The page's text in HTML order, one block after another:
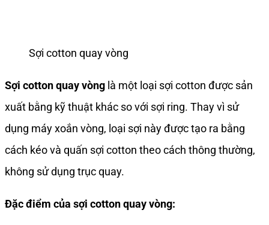
Sợi cotton quay vòng
Sợi cotton quay vòng là một loại sợi cotton được sản
xuất bằng kỹ thuật khác so với sợi ring. Thay vì sử
dụng máy xoắn vòng, loại sợi này được tạo ra bằng
cách kéo và quấn sợi cotton theo cách thông thường,
không sử dụng trục quay.
Đặc điểm của sợi cotton quay vòng: